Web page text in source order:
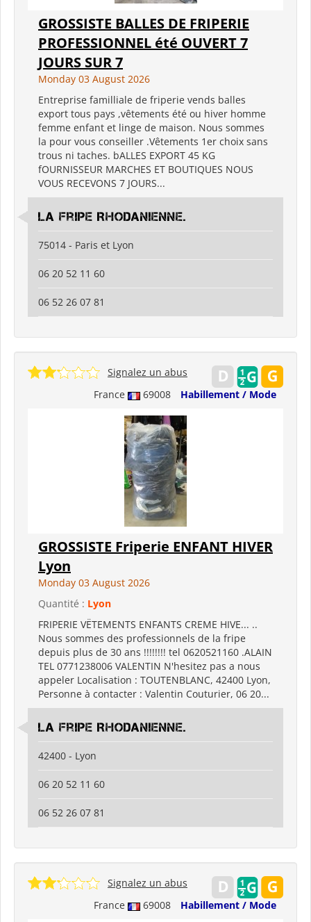
GROSSISTE BALLES DE FRIPERIE
PROFESSIONNEL été OUVERT 7
JOURS SUR 7
Monday 03 August 2026
Entreprise familliale de friperie vends balles
export tous pays ,vêtements été ou hiver homme
femme enfant et linge de maison. Nous sommes
la pour vous conseiller .Vêtements 1er choix sans
trous ni taches. bALLES EXPORT 45 KG
fOURNISSEUR MARCHES ET BOUTIQUES NOUS
VOUS RECEVONS 7 JOURS...
La Fripe Rhodanienne.
75014 - Paris et Lyon
06 20 52 11 60
06 52 26 07 81
France 69008 Habillement / Mode
Signalez un abus
GROSSISTE Friperie ENFANT HIVER
Lyon
Monday 03 August 2026
Quantité : Lyon
FRIPERIE VËTEMENTS ENFANTS CREME HIVE... ..
Nous sommes des professionnels de la fripe
depuis plus de 30 ans !!!!!!!! tel 0620521160 .ALAIN
TEL 0771238006 VALENTIN N'hesitez pas a nous
appeler Localisation : TOUTENBLANC, 42400 Lyon,
Personne à contacter : Valentin Couturier, 06 20...
La Fripe Rhodanienne.
42400 - Lyon
06 20 52 11 60
06 52 26 07 81
France 69008 Habillement / Mode
Signalez un abus